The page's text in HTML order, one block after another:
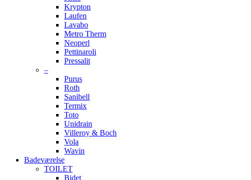
Krypton
Laufen
Lavabo
Metro Therm
Neoperl
Pettinaroli
Pressalit
–
Purus
Roth
Sanibell
Termix
Toto
Unidrain
Villeroy & Boch
Vola
Wavin
Badeværelse
TOILET
Bidet